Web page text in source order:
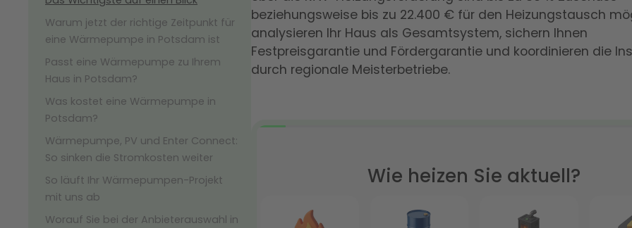
Warum jetzt der richtige Zeitpunkt für
eine Wärmepumpe in Potsdam ist
Passt eine Wärmepumpe zu Ihrem
Haus in Potsdam?
Was kostet eine Wärmepumpe in
Potsdam?
Wärmepumpe, PV und Enter Connect:
So sinken die Stromkosten weiter
So läuft Ihr Wärmepumpen-Projekt
mit uns ab
Worauf Sie bei der Anbieterauswahl in
beziehungsweise bis zu 22.400 € für den Heizungstausch
analysieren Ihr Haus als Gesamtsystem, sichern Ihnen
Festpreisgarantie und Fördergarantie und koordinieren die
durch regionale Meisterbetriebe.